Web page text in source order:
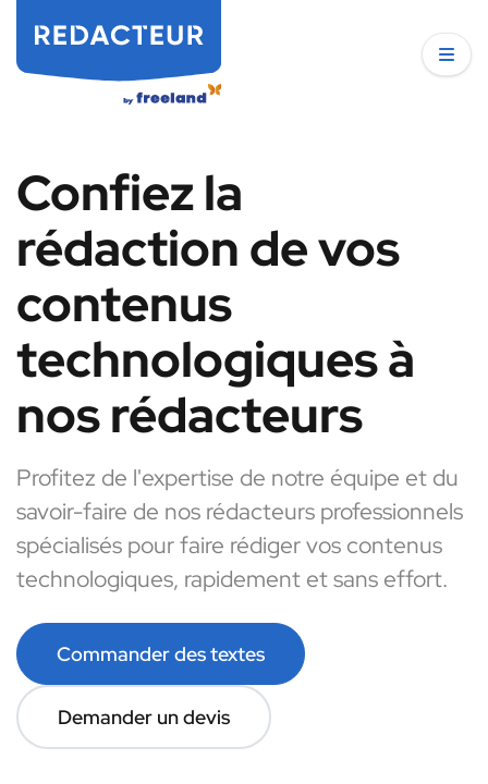
Confiez la
rédaction de vos
contenus
technologiques à
nos rédacteurs
Profitez de l'expertise de notre équipe et du
savoir-faire de nos rédacteurs professionnels
spécialisés pour faire rédiger vos contenus
technologiques, rapidement et sans effort.
Commander des textes
Demander un devis